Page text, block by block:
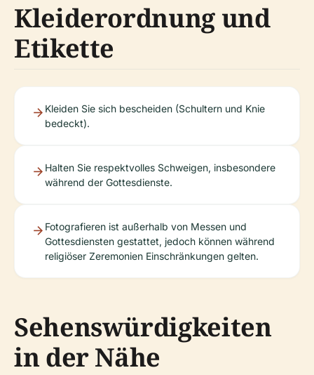
Kleiderordnung und
Etikette
Kleiden Sie sich bescheiden (Schultern und Knie
bedeckt).
Halten Sie respektvolles Schweigen, insbesondere
während der Gottesdienste.
Fotografieren ist außerhalb von Messen und
Gottesdiensten gestattet, jedoch können während
religiöser Zeremonien Einschränkungen gelten.
Sehenswürdigkeiten
in der Nähe